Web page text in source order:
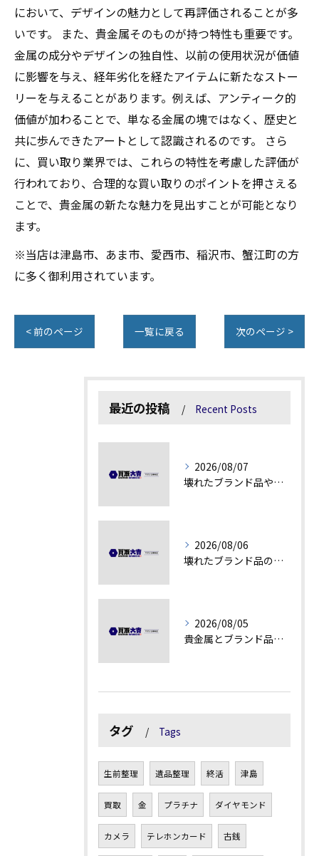
において、デザインの魅力として再評価されることが多
いです。 また、貴金属そのものが持つ特性も重要です。
金属の成分やデザインの独自性、以前の使用状況が価値
に影響を与え、経年劣化を経たアイテムに新たなストー
リーを与えることがあります。例えば、アンティーク的
価値が加わることで、単なる金属の塊ではなく、歴史と
共に歩んできたアートとして認識されるのです。 さら
に、買い取り業界では、これらの特性を考慮した評価が
行われており、合理的な買い取りのポイントを押さえる
ことで、貴金属の新たな魅力を見出すことが可能となり
ます。
※当店は津島市、あま市、愛西市、稲沢市、蟹江町の方
に多く御利用されています。
< 前のページ 一覧に戻る 次のページ >
最近の投稿 Recent Posts
2026/08/07
壊れたブランド品や古物の価値を見極める秘訣
2026/08/06
壊れたブランド品の価値を見極める技術とは
2026/08/05
貴金属とブランド品の価値変動を見極める方法
タグ Tags
生前整理 遺品整理 終活 津島
買取 金 プラチナ ダイヤモンド
カメラ テレホンカード 古銭